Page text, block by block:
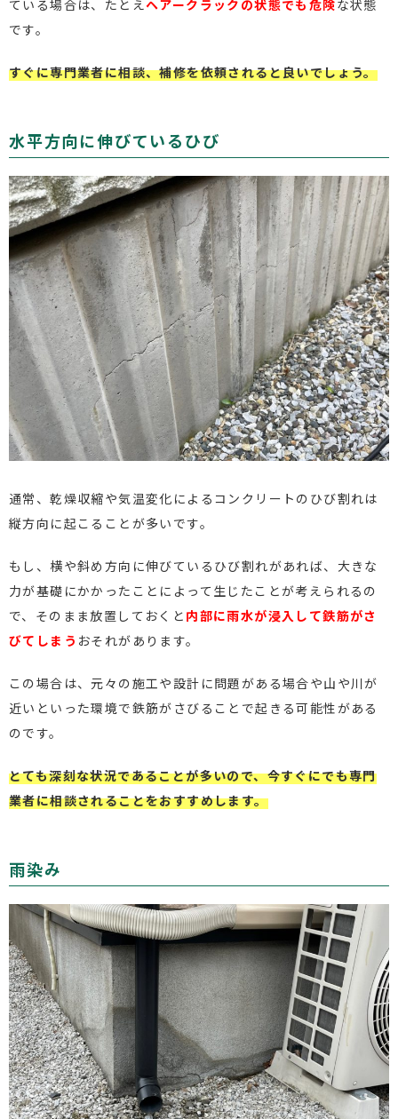
ている場合は、たとえヘアークラックの状態でも危険な状態
です。
すぐに専門業者に相談、補修を依頼されると良いでしょう。
水平方向に伸びているひび
通常、乾燥収縮や気温変化によるコンクリートのひび割れは
縦方向に起こることが多いです。
もし、横や斜め方向に伸びているひび割れがあれば、大きな
力が基礎にかかったことによって生じたことが考えられるの
で、そのまま放置しておくと 内部に雨水が浸入して鉄筋がさ
びてしまう おそれがあります。
この場合は、元々の施工や設計に問題がある場合や山や川が
近いといった環境で鉄筋がさびることで起きる可能性がある
のです。
とても深刻な状況であることが多いので、今すぐにでも専門
業者に相談されることをおすすめします。
雨染み